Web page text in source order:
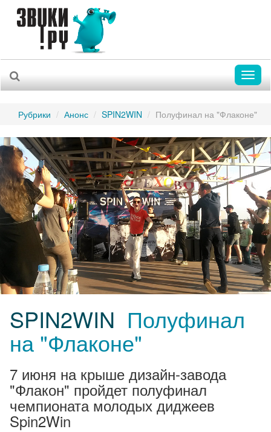
Рубрики Анонс SPIN2WIN Полуфинал на "Флаконе"
SPIN2WIN Полуфинал
на "Флаконе"
7 июня на крыше дизайн-завода
"Флакон" пройдет полуфинал
чемпионата молодых диджеев
Spin2Win